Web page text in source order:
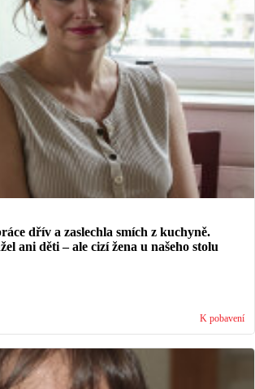
dřív a zaslechla smích z kuchyně.
ani děti – ale cizí žena u našeho stolu
K pobavení